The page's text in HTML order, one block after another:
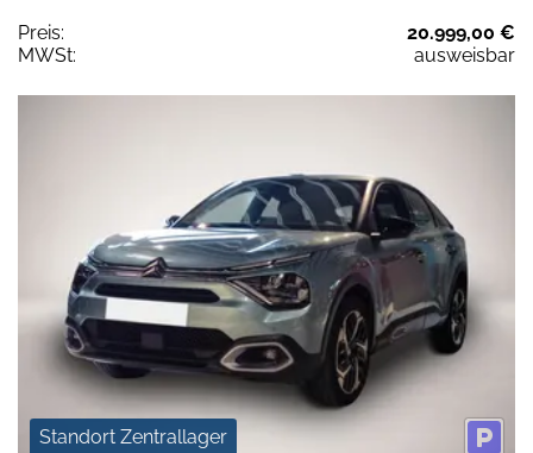
Preis:
20.999,00 €
MWSt:
ausweisbar
Standort Zentrallager